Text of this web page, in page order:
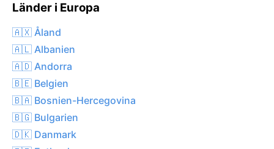
Länder i Europa
🇦🇽 Åland
🇦🇱 Albanien
🇦🇩 Andorra
🇧🇪 Belgien
🇧🇦 Bosnien-Hercegovina
🇧🇬 Bulgarien
🇩🇰 Danmark